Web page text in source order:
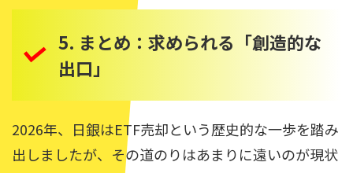
5. まとめ：求められる「創造的な
出口」
2026年、日銀はETF売却という歴史的な一歩を踏み
出しましたが、その道のりはあまりに遠いのが現状